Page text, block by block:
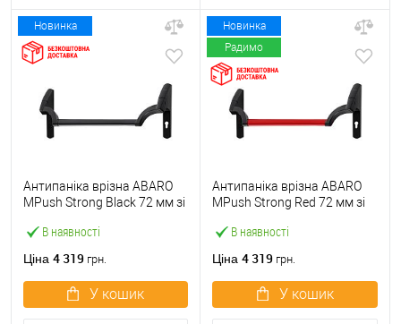
Новинка
В наявності
Антипаніка врізна ABARO
МPush Strong Black 72 мм зі
Ціна 4 319 грн.
У кошик
Новинка
Радимо
В наявності
Антипаніка врізна ABARO
МPush Strong Red 72 мм зі
Ціна 4 319 грн.
У кошик